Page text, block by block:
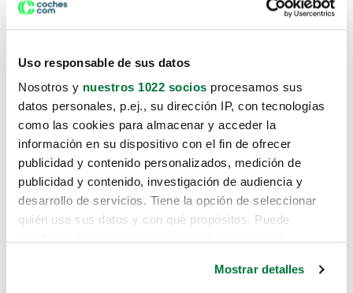
Uso responsable de sus datos
Nosotros y nuestros 1022 socios procesamos sus
datos personales, p.ej., su dirección IP, con tecnologías
como las cookies para almacenar y acceder la
información en su dispositivo con el fin de ofrecer
publicidad y contenido personalizados, medición de
publicidad y contenido, investigación de audiencia y
desarrollo de servicios. Tiene la opción de seleccionar
quién usa sus datos y con qué propósitos. Puede
Mostrar detalles
Lo sentimos, no sabemos como
te hemos traido hasta aquí.
Pero puedes encontrar el coche que estás
buscando en alguno de estos enlaces: